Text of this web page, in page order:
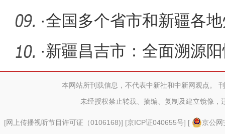
出境
·全国多个省市和新疆各
支援伊犁
·新疆昌吉市：全面溯源
和人员接
本网站所刊载信息，不代表中新社和中新网观点。
未经授权禁止转载、摘编、复制及建立镜像，
[网上传播视听节目许可证（0106168)] [京ICP证040655号] [
京公